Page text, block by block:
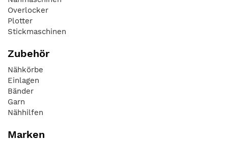
Overlocker
Plotter
Stickmaschinen
Zubehör
Nähkörbe
Einlagen
Bänder
Garn
Nähhilfen
Marken